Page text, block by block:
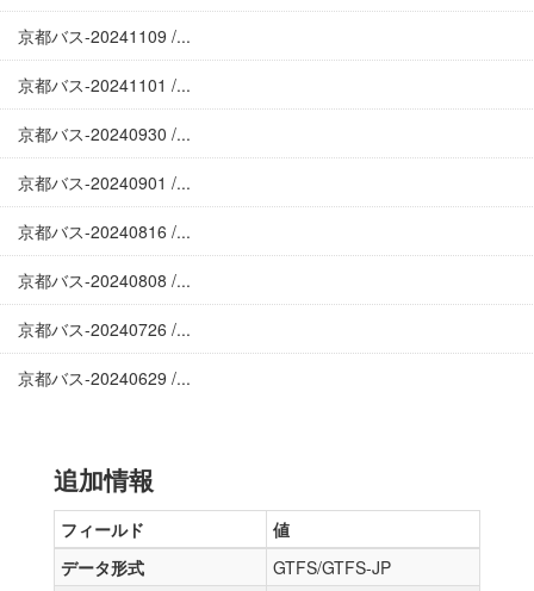
京都バス-20241109 /...
京都バス-20241101 /...
京都バス-20240930 /...
京都バス-20240901 /...
京都バス-20240816 /...
京都バス-20240808 /...
京都バス-20240726 /...
京都バス-20240629 /...
追加情報
フィールド
値
データ形式
GTFS/GTFS-JP